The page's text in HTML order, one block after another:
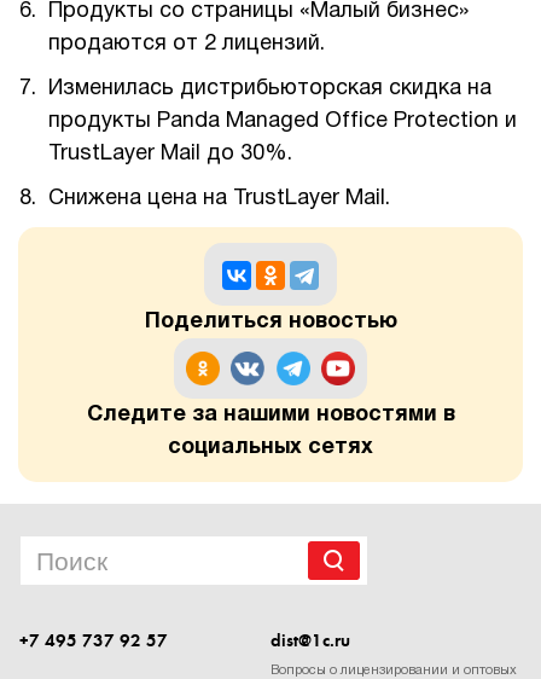
Продукты со страницы «Малый бизнес»
продаются от 2 лицензий.
Изменилась дистрибьюторская скидка на
продукты Panda Managed Office Protection и
TrustLayer Mail до 30%.
Снижена цена на TrustLayer Mail.
Поделиться новостью
Следите за нашими новостями в
социальных сетях
+7 495 737 92 57 dist@1c.ru
Вопросы о лицензировании и оптовых